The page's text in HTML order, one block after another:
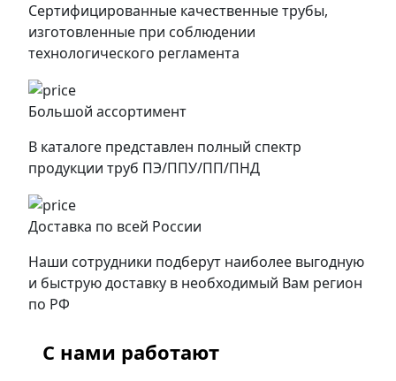
Сертифицированные качественные трубы,
изготовленные при соблюдении
технологического регламента
Большой ассортимент
В каталоге представлен полный спектр
продукции труб ПЭ/ППУ/ПП/ПНД
Доставка по всей России
Наши сотрудники подберут наиболее выгодную
и быструю доставку в необходимый Вам регион
по РФ
С нами работают